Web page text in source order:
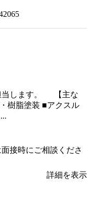
当します。 【主な
樹脂塗装 ■アクスル
接時にご相談くださ
詳細を表示